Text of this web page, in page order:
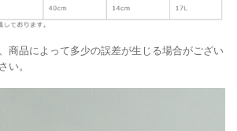
商品によって多少の誤差が生じる場合がござい
い。